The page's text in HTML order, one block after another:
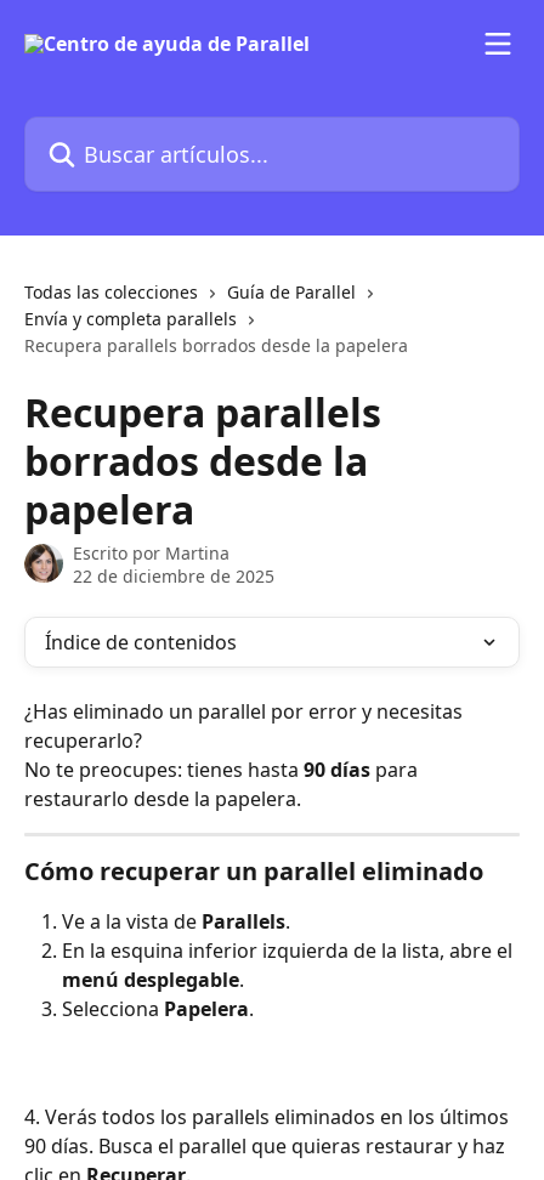
Buscar artículos...
Todas las colecciones
Guía de Parallel
Envía y completa parallels
Recupera parallels borrados desde la papelera
Recupera parallels
borrados desde la
papelera
Escrito por Martina
22 de diciembre de 2025
Índice de contenidos
¿Has eliminado un parallel por error y necesitas
recuperarlo?
No te preocupes: tienes hasta 90 días para
restaurarlo desde la papelera.
Cómo recuperar un parallel eliminado
Ve a la vista de Parallels.
En la esquina inferior izquierda de la lista, abre el
menú desplegable.
Selecciona Papelera.
4. Verás todos los parallels eliminados en los últimos
90 días. Busca el parallel que quieras restaurar y haz